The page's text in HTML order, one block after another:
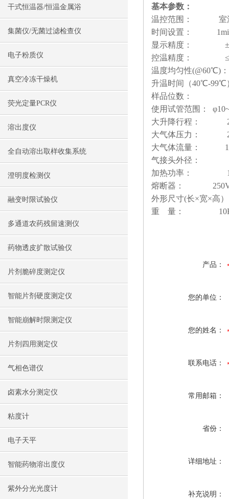
干式恒温器/恒温金属浴
集菌仪/无菌过滤检查仪
电子粉质仪
真空冷冻干燥机
荧光定量PCR仪
溶出度仪
全自动溶出取样收集系统
澄明度检测仪
融变时限试验仪
多通道农药残留速测仪
药物透皮扩散试验仪
片剂脆碎度测定仪
智能片剂硬度测定仪
智能崩解时限测定仪
片剂四用测定仪
气相色谱仪
卤素水分测定仪
粘度计
电子天平
智能药物溶出度仪
紫外分光光度计
基本参数：
温控范围： 室
时间设置：
显示精度：
控温精度：
温度均匀性
升温时间（40℃-
样品位数：
使用试管范围：
大升降行程：
大气体压力：
大气体流量：
气接头外径：
加热功率：
熔断器： 250V
外形尺寸(长×宽×高）
重 量：
产品：
您的单位：
您的姓名：
联系电话：
常用邮箱：
省份：
详细地址：
补充说明：